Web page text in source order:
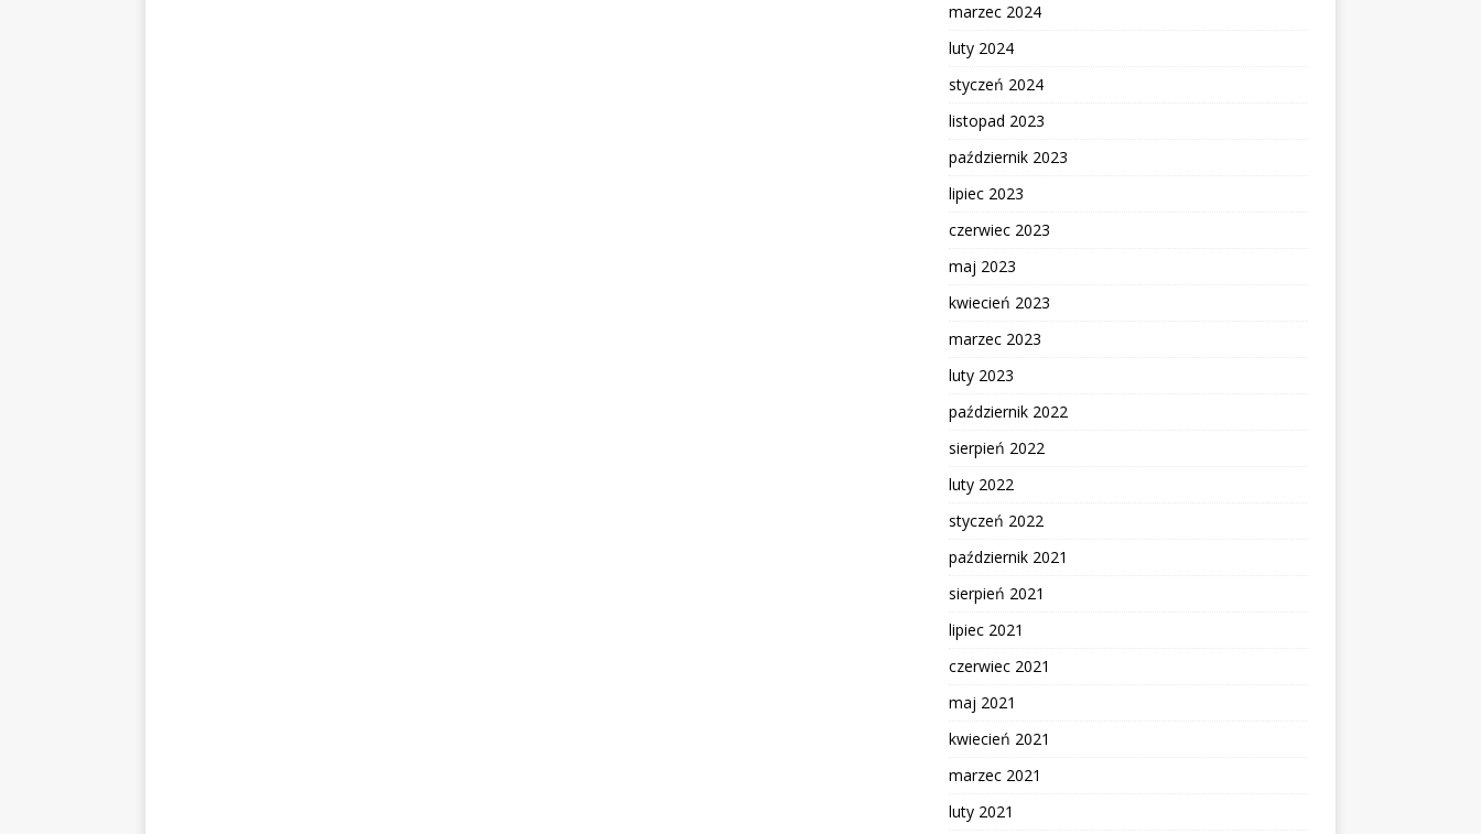
marzec 2024
luty 2024
styczeń 2024
listopad 2023
październik 2023
lipiec 2023
czerwiec 2023
maj 2023
kwiecień 2023
marzec 2023
luty 2023
październik 2022
sierpień 2022
luty 2022
styczeń 2022
październik 2021
sierpień 2021
lipiec 2021
czerwiec 2021
maj 2021
kwiecień 2021
marzec 2021
luty 2021